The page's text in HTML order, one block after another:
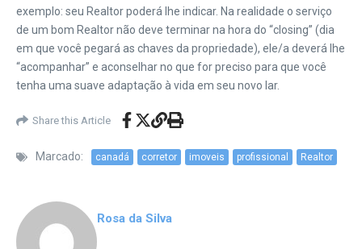
exemplo: seu Realtor poderá lhe indicar. Na realidade o serviço
de um bom Realtor não deve terminar na hora do “closing” (dia
em que você pegará as chaves da propriedade), ele/a deverá lhe
“acompanhar” e aconselhar no que for preciso para que você
tenha uma suave adaptação à vida em seu novo lar.
Share this Article
Marcado: canadá corretor imoveis profissional Realtor
Rosa da Silva